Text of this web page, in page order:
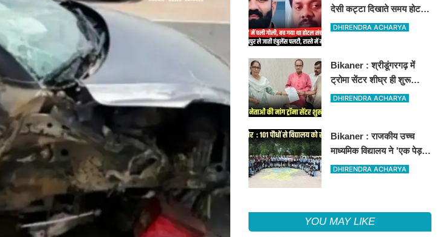
देसी कट्टा दिखाते समय होटल
संचालक को मारी गोली, जोधपुर
DHIRENDRA ACHARYA
Bikaner : श्रीडूंगरगढ़ में
ट्रोमा सेंटर शीघ्र ही शुरू
कराने की मांग को लेकर कांग्रेस
DHIRENDRA ACHARYA
Bikaner : राजकीय उच्च
माध्यमिक विद्यालय ने 'एक पेड़ माँ
के नाम' अभियान के तहत 101
DHIRENDRA ACHARYA
YOU MAY LIKE